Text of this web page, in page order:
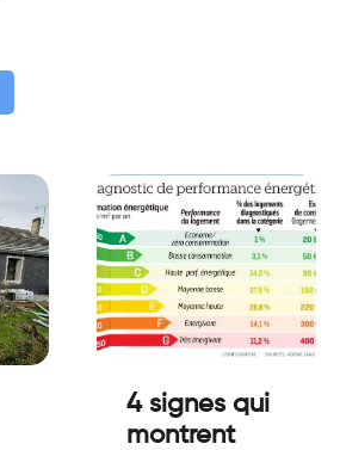
4 signes qui
montrent